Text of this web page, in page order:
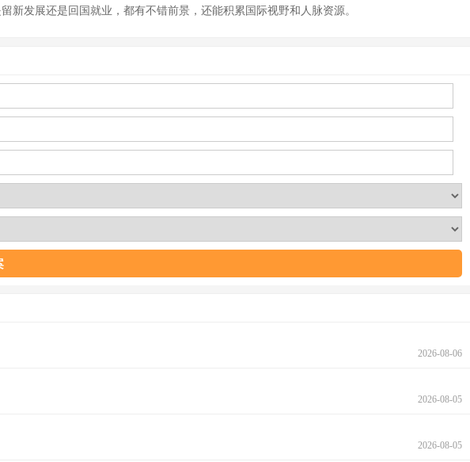
发展还是回国就业，都有不错前景，还能积累国际视野和人脉资源。
2026-08-06
2026-08-05
2026-08-05